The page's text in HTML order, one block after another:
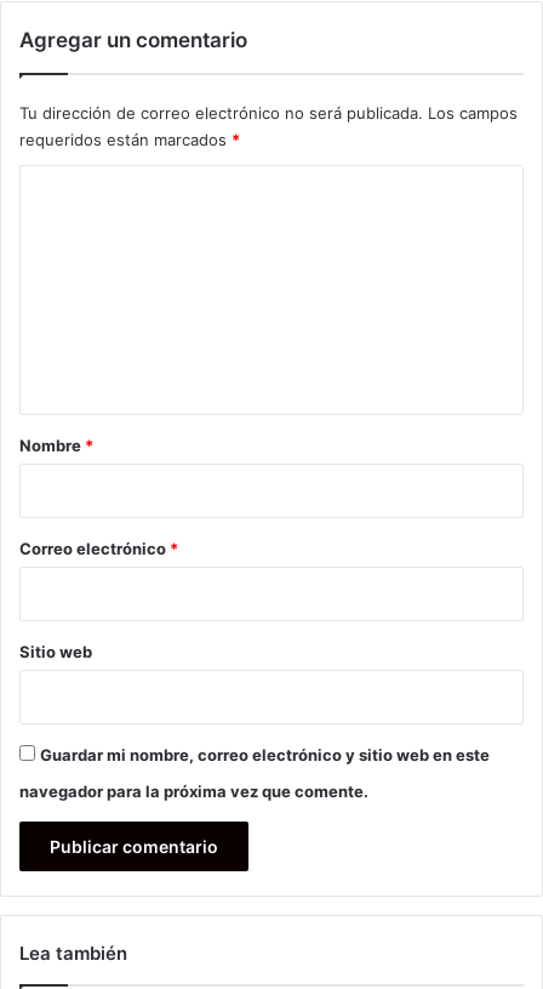
Agregar un comentario
Tu dirección de correo electrónico no será publicada. Los campos
requeridos están marcados *
r
*
Nombre *
Correo electrónico *
Sitio web
Guardar mi nombre, correo electrónico y sitio web en este
navegador para la próxima vez que comente.
Lea también